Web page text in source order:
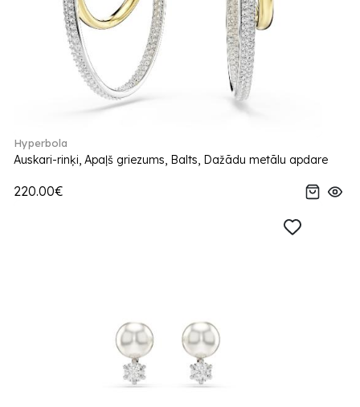
Hyperbola
Auskari-rinķi, Apaļš griezums, Balts, Dažādu metālu apdare
220.00€